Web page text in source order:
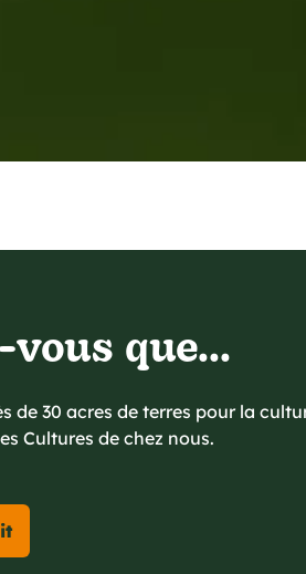
que...
de 30 acres de terres pour la
Cultures de chez nous.